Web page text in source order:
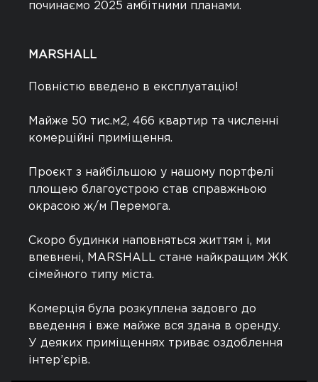
починаємо 2025 амбітними планами.
MARSHALL
Повністю введено в експлуатацію!
Майже 50 тис.м2, 466 квартир та численні
комерційні приміщення.
Проєкт з найбільшою у нашому портфелі
площею благоустрою став справжньою
окрасою ж/м Перемога.
Скоро будинки наповняться життям і, ми
впевнені, MARSHALL стане найкращим ЖК
сімейного типу міста.
Комерція була розкуплена задовго до
введення і вже майже вся здана в оренду.
У деяких приміщеннях триває оздоблення
інтер’єрів.